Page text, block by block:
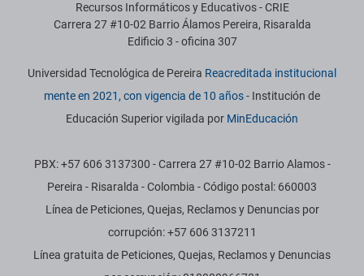
Recursos Informáticos y Educativos - CRIE
Carrera 27 #10-02 Barrio Álamos Pereira, Risaralda
Edificio 3 - oficina 307
Universidad Tecnológica de Pereira Reacreditada institucional
mente en 2021, con vigencia de 10 años- Institución de
Educación Superior vigilada por MinEducación
PBX: +57 606 3137300 - Carrera 27 #10-02 Barrio Alamos -
Pereira - Risaralda - Colombia - Código postal: 660003
Línea de Peticiones, Quejas, Reclamos y Denuncias por
corrupción: +57 606 3137211
Línea gratuita de Peticiones, Quejas, Reclamos y Denuncias